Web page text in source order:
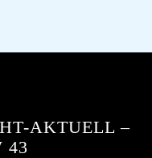
AKTUELL –
43